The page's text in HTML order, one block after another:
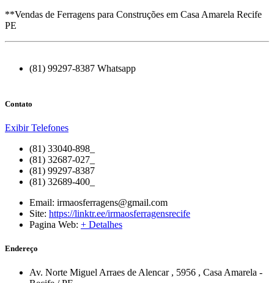
**Vendas de Ferragens para Construções em Casa Amarela Recife
PE
(81) 99297-8387 Whatsapp
Contato
Exibir Telefones
(81) 33040-898_
(81) 32687-027_
(81) 99297-8387
(81) 32689-400_
Email: irmaosferragens@gmail.com
Site: https://linktr.ee/irmaosferragensrecife
Pagina Web: + Detalhes
Endereço
Av. Norte Miguel Arraes de Alencar , 5956 , Casa Amarela -